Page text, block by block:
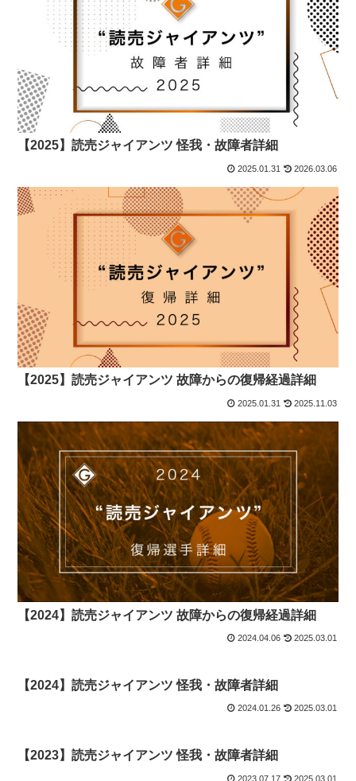
【2025】読売ジャイアンツ 怪我・故障者詳細
2025.01.31 2026.03.06
【2025】読売ジャイアンツ 故障からの復帰経過詳細
2025.01.31 2025.11.03
【2024】読売ジャイアンツ 故障からの復帰経過詳細
2024.04.06 2025.03.01
【2024】読売ジャイアンツ 怪我・故障者詳細
2024.01.26 2025.03.01
【2023】読売ジャイアンツ 怪我・故障者詳細
2023.07.17 2025.03.01